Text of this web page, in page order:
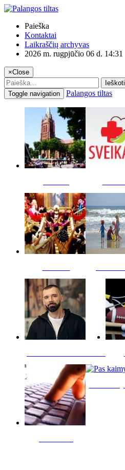
Paieška
Kontaktai
Laikraščių archyvas
2026 m. rugpjūčio 06 d. 14:31
×Close
Ieškoti
Toggle navigation
Palangos tiltas